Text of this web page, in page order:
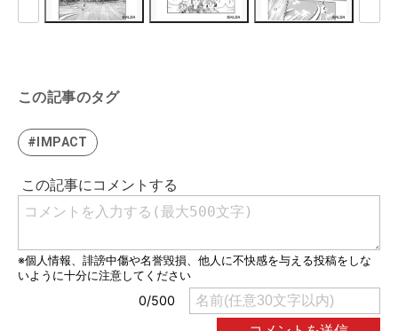
この記事のタグ
#IMPACT